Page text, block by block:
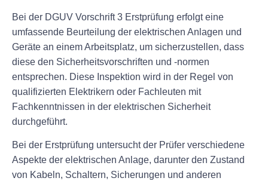
Bei der DGUV Vorschrift 3 Erstprüfung erfolgt eine
umfassende Beurteilung der elektrischen Anlagen und
Geräte an einem Arbeitsplatz, um sicherzustellen, dass
diese den Sicherheitsvorschriften und -normen
entsprechen. Diese Inspektion wird in der Regel von
qualifizierten Elektrikern oder Fachleuten mit
Fachkenntnissen in der elektrischen Sicherheit
durchgeführt.
Bei der Erstprüfung untersucht der Prüfer verschiedene
Aspekte der elektrischen Anlage, darunter den Zustand
von Kabeln, Schaltern, Sicherungen und anderen